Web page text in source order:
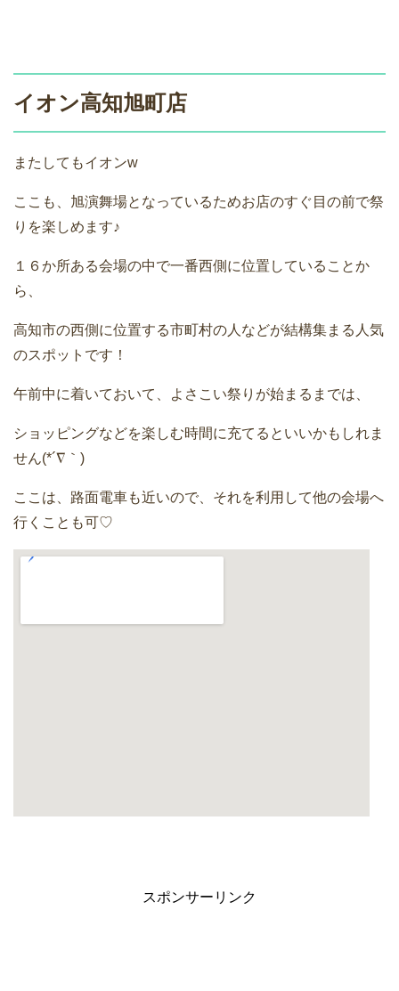
イオン高知旭町店
またしてもイオンw
ここも、旭演舞場となっているためお店のすぐ目の前で祭
りを楽しめます♪
１６か所ある会場の中で一番西側に位置していることか
ら、
高知市の西側に位置する市町村の人などが結構集まる人気
のスポットです！
午前中に着いておいて、よさこい祭りが始まるまでは、
ショッピングなどを楽しむ時間に充てるといいかもしれま
せん(*´∇｀)
ここは、路面電車も近いので、それを利用して他の会場へ
行くことも可♡
スポンサーリンク